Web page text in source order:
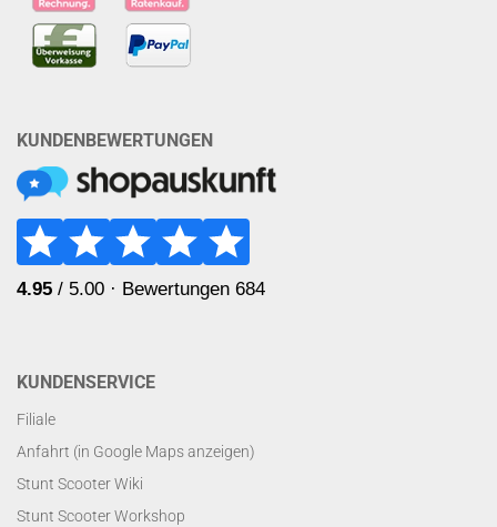
KUNDENBEWERTUNGEN
KUNDENSERVICE
Filiale
Anfahrt (in Google Maps anzeigen)
Stunt Scooter Wiki
Stunt Scooter Workshop